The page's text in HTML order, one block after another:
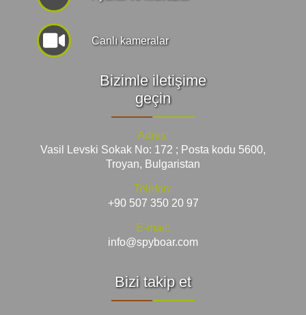
Canlı kameralar
Bizimle iletişime
geçin
Adres:
Vasil Levski Sokak No: 172 ; Posta kodu 5600,
Troyan, Bulgaristan
Telefon:
+90 507 350 20 97
E-mail:
info@spyboar.com
Bizi takip et